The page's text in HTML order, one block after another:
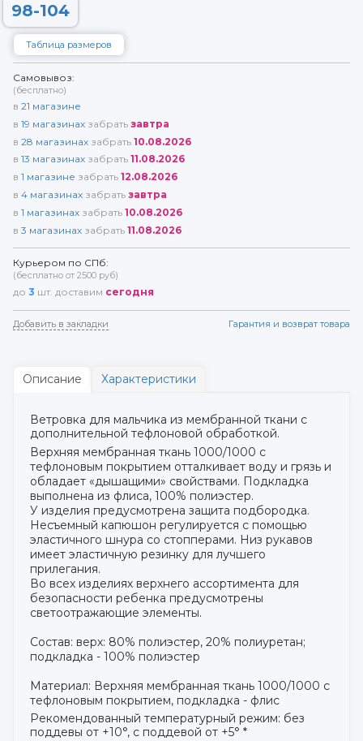
98-104
Таблица размеров
Самовывоз:
(бесплатно)
в 21 магазине
в 19 магазинах забрать завтра
в 28 магазинах забрать 10.08.2026
в 13 магазинах забрать 11.08.2026
в 1 магазине забрать 12.08.2026
в 4 магазинах забрать завтра
в 1 магазинах забрать 10.08.2026
в 3 магазинах забрать 11.08.2026
Курьером по СПб:
(бесплатно от 2500 руб)
до 3 шт. доставим сегодня
Добавить в закладки Гарантия и возврат товара
Описание Характеристики
Ветровка для мальчика из мембранной ткани с
дополнительной тефлоновой обработкой.
Верхняя мембранная ткань 1000/1000 с
тефлоновым покрытием отталкивает воду и грязь и
обладает «дышащими» свойствами. Подкладка
выполнена из флиса, 100% полиэстер.
У изделия предусмотрена защита подбородка.
Несъемный капюшон регулируется с помощью
эластичного шнура со стопперами. Низ рукавов
имеет эластичную резинку для лучшего
прилегания.
Во всех изделиях верхнего ассортимента для
безопасности ребенка предусмотрены
светоотражающие элементы.
Состав: верх: 80% полиэстер, 20% полиуретан;
подкладка - 100% полиэстер
Материал: Верхняя мембранная ткань 1000/1000 с
тефлоновым покрытием, подкладка - флис
Рекомендованный температурный режим: без
поддевы от +10°, с поддевой от +5° *